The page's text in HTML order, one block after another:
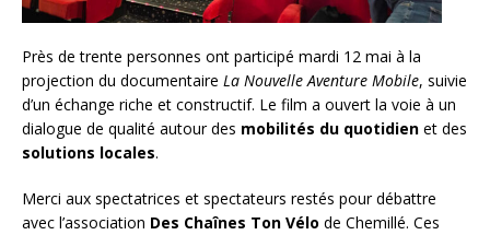
Près de trente personnes ont participé mardi 12 mai à la
projection du documentaire La Nouvelle Aventure Mobile, suivie
d’un échange riche et constructif. Le film a ouvert la voie à un
dialogue de qualité autour des mobilités du quotidien et des
solutions locales.
Merci aux spectatrices et spectateurs restés pour débattre
avec l’association Des Chaînes Ton Vélo de Chemillé. Ces